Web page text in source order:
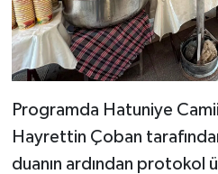
Programda Hatuniye
Hayrettin Çoban
duanın ardından protokol